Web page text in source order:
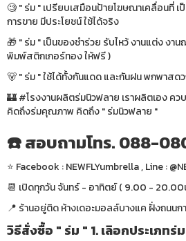
🧐 " ร่ม " เปรียบเสมือนป้ายโฆษณาเคลื่อนที่
การขาย มีประโยชน์ ใช้ได้จริง
🎁 " ร่ม " เป็นของชำร่วย รับไหว้ งานแต่ง ง
พิมพ์สติกเกอร์ทอง ให้ฟรี )
🐻 " ร่ม " ใช้ได้ทั้งกันแดด และกันฝน พกพาสด
🏰 #โรงงานผลิตร่มนิวฟลาย เราผลิตเอง ค
คิดถึงร่มคุณภาพ คิดถึง " ร่มนิวฟลาย "
☎️ สอบถามโทร. 088-
⭐️ Facebook : NEWFLYumbrella , Line :
📆 เปิดทุกวัน จันทร์ - อาทิตย์ ( 9.00 - 20.00
📍 ร้านอยู่ติด ห้างเดอะมอลล์บางแค ฝั่งถนน
วิธีสั่งซื้อ " ร่ม " 1. เลิอกประเภทร่ม